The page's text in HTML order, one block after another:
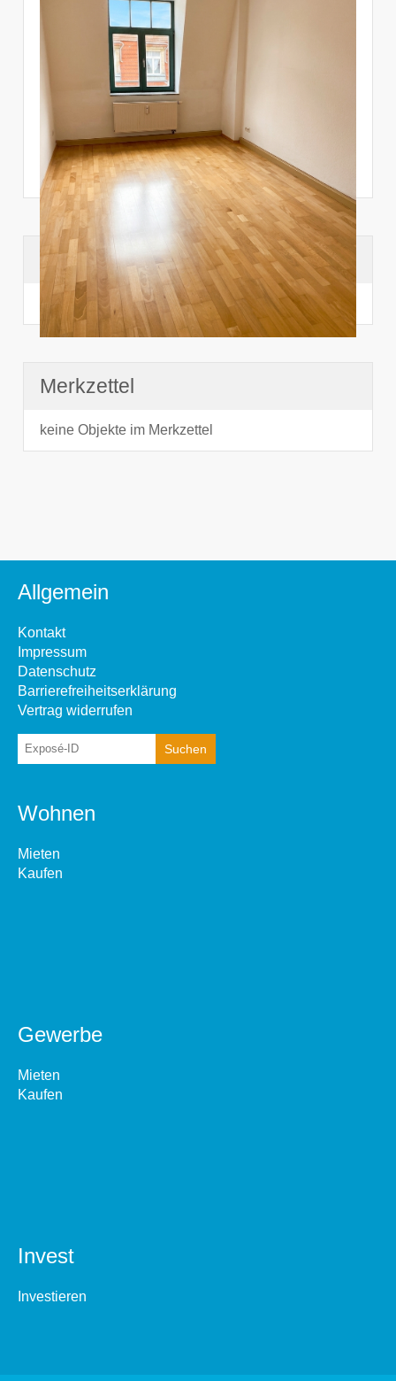
Suchhistorie
noch nichts angesehen
Merkzettel
keine Objekte im Merkzettel
Allgemein
Kontakt
Impressum
Datenschutz
Barrierefreiheitserklärung
Vertrag widerrufen
Wohnen
Mieten
Kaufen
Gewerbe
Mieten
Kaufen
Invest
Investieren